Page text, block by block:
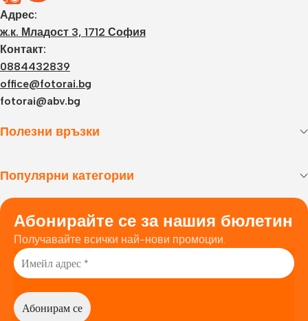
Адрес:
ж.к. Младост 3, 1712 София
Контакт:
0884432839
office@fotorai.bg
fotorai@abv.bg
Полезни връзки
Популярни категории
Абонирайте се за нашия бюлетин
Получавайте всички най-нови промоции.